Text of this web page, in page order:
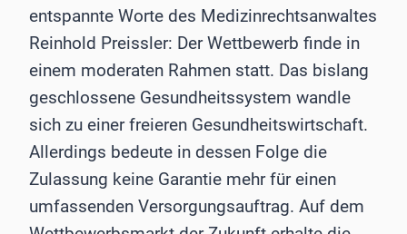
entspannte Worte des Medizinrechtsanwaltes
Reinhold Preissler: Der Wettbewerb finde in
einem moderaten Rahmen statt. Das bislang
geschlossene Gesundheitssystem wandle
sich zu einer freieren Gesundheitswirtschaft.
Allerdings bedeute in dessen Folge die
Zulassung keine Garantie mehr für einen
umfassenden Versorgungsauftrag. Auf dem